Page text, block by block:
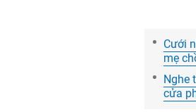
Cưới
mẹ
Nghe
cửa